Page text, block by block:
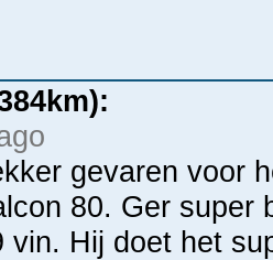
gevaren voor
80. Ger super
vin. Hij doet het